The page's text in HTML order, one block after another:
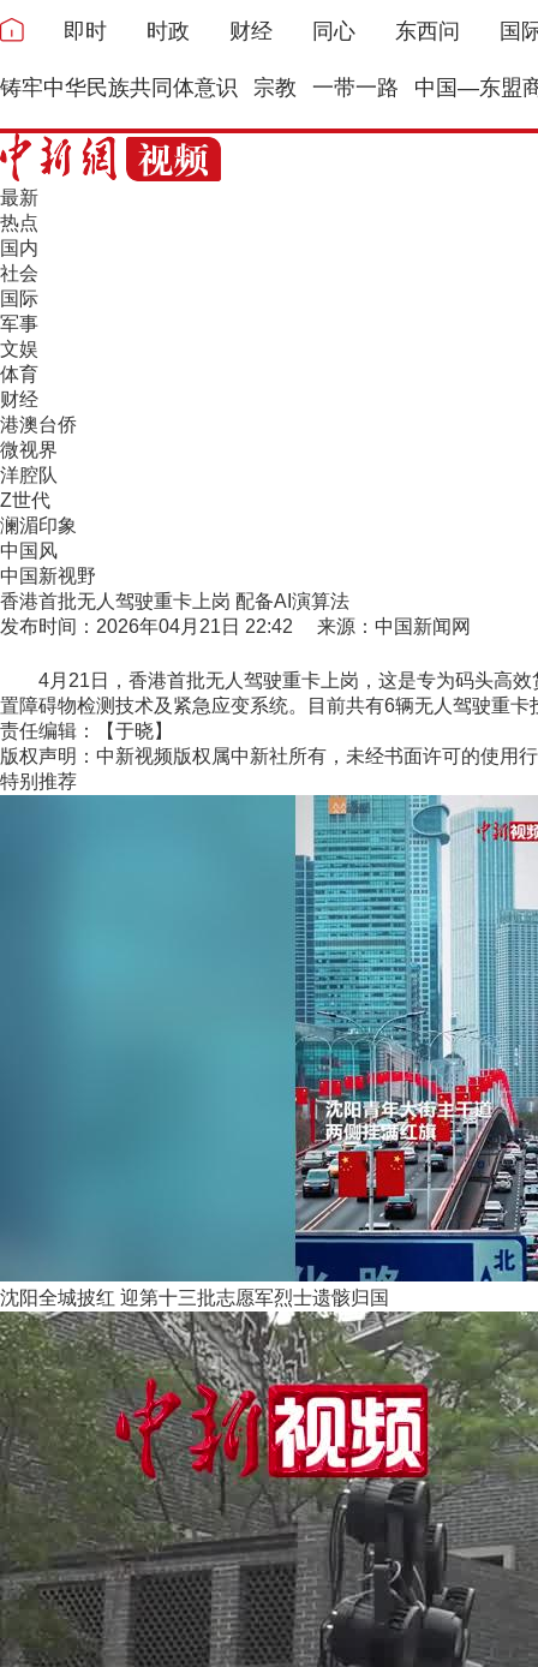
即时 时政 财经 同心 东西问 国
铸牢中华民族共同体意识 宗教 一带一路 中国—东盟
最新
热点
国内
社会
国际
军事
文娱
体育
财经
港澳台侨
微视界
洋腔队
Z世代
澜湄印象
中国风
中国新视野
香港首批无人驾驶重卡上岗 配备AI演算法
发布时间：2026年04月21日 22:42 来源：中国新闻网
4月21日，香港首批无人驾驶重卡上岗，这是专为码头高效
置障碍物检测技术及紧急应变系统。目前共有6辆无人驾驶重
责任编辑：【于晓】
版权声明：中新视频版权属中新社所有，未经书面许可的使用
特别推荐
沈阳全城披红 迎第十三批志愿军烈士遗骸归国